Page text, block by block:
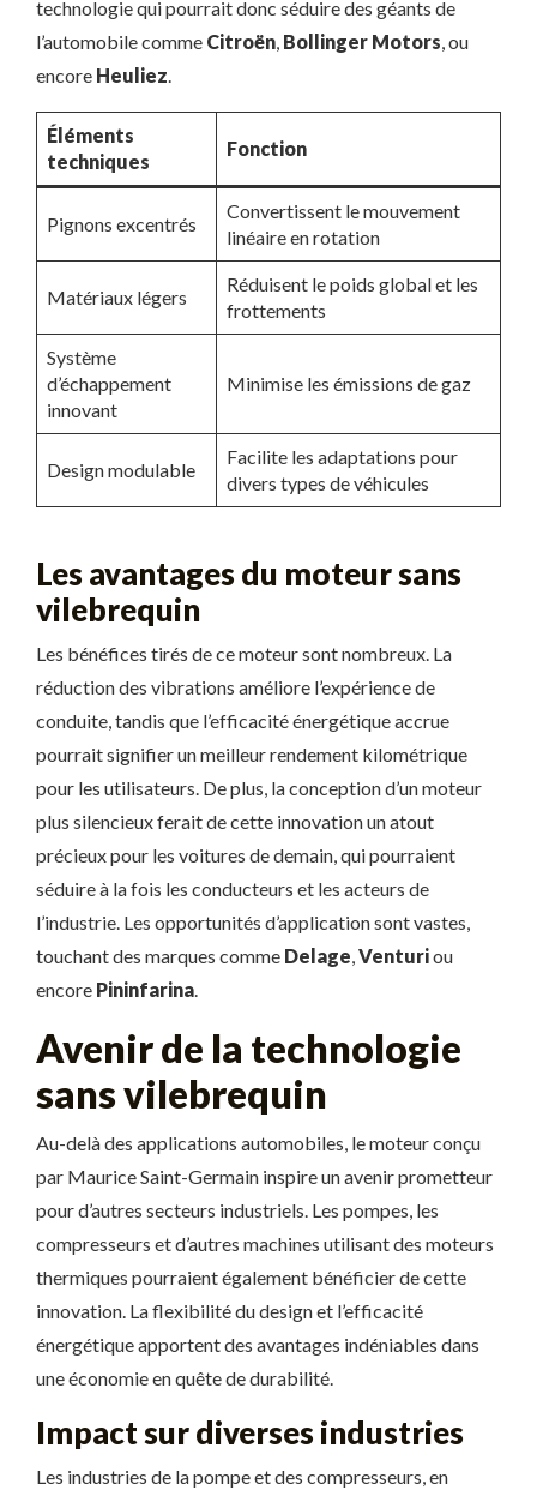
technologie qui pourrait donc séduire des géants de
l’automobile comme Citroën Bollinger Motors , ou
encore Heuliez
Éléments
techniques
Fonction
Pignons excentrés
Convertissent le mouvement
linéaire en rotation
Matériaux légers
Réduisent le poids global et les
frottements
Système
d’échappement
innovant
Minimise les émissions de gaz
Design modulable
Facilite les adaptations pour
divers types de véhicules
Les avantages du moteur sans
vilebrequin
Les bénéfices tirés de ce moteur sont nombreux. La
réduction des vibrations améliore l’expérience de
conduite, tandis que l’efficacité énergétique accrue
pourrait signifier un meilleur rendement kilométrique
pour les utilisateurs. De plus, la conception d’un moteur
plus silencieux ferait de cette innovation un atout
précieux pour les voitures de demain, qui pourraient
séduire à la fois les conducteurs et les acteurs de
l’industrie. Les opportunités d’application sont vastes,
touchant des marques comme Delage Venturiou
encore Pininfarina
Avenir de la technologie
sans vilebrequin
Au-delà des applications automobiles, le moteur conçu
par Maurice Saint-Germain inspire un avenir prometteur
pour d’autres secteurs industriels. Les pompes, les
compresseurs et d’autres machines utilisant des moteurs
thermiques pourraient également bénéficier de cette
innovation. La flexibilité du design et l’efficacité
énergétique apportent des avantages indéniables dans
une économie en quête de durabilité.
Impact sur diverses industries
Les industries de la pompe et des compresseurs, en